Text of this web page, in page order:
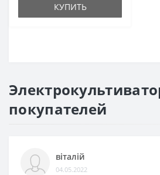
КУПИТЬ
покупателей
віталій
04.05.2022